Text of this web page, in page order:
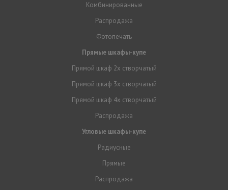
Комбинированные
Распродажа
Фотопечать
Прямые шкафы-купе
Прямой шкаф 2х створчатый
Прямой шкаф 3х створчатый
Прямой шкаф 4х створчатый
Распродажа
Угловые шкафы-купе
Радиусные
Прямые
Распродажа